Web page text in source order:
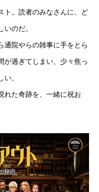
ト。読者のみなさんに、ど
のだ。
院やらの雑事に手をとら
が過ぎてしまい、少々焦っ
。
た奇跡を、一緒に祝お